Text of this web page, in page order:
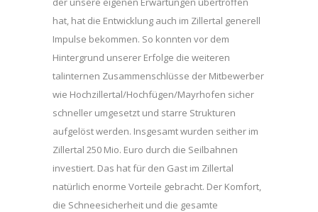
hat, hat die Entwicklung auch im Zillertal generell
Impulse bekommen. So konnten vor dem
Hintergrund unserer Erfolge die weiteren
talinternen Zusammenschlüsse der Mitbewerber
wie Hochzillertal/Hochfügen/Mayrhofen sicher
schneller umgesetzt und starre Strukturen
aufgelöst werden. Insgesamt wurden seither im
Zillertal 250 Mio. Euro durch die Seilbahnen
investiert. Das hat für den Gast im Zillertal
natürlich enorme Vorteile gebracht. Der Komfort,
die Schneesicherheit und die gesamte